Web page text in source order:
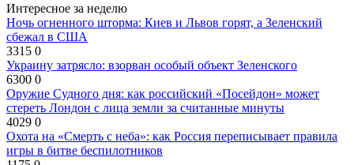
Интересное за неделю
Ночь огненного шторма: Киев и Львов горят, а Зеленский
сбежал в США
3315 0
Украину затрясло: взорван особый объект Зеленского
6300 0
Оружие Судного дня: как российский «Посейдон» может
стереть Лондон с лица земли за считанные минуты
4029 0
Охота на «Смерть с неба»: как Россия переписывает правила
игры в битве беспилотников